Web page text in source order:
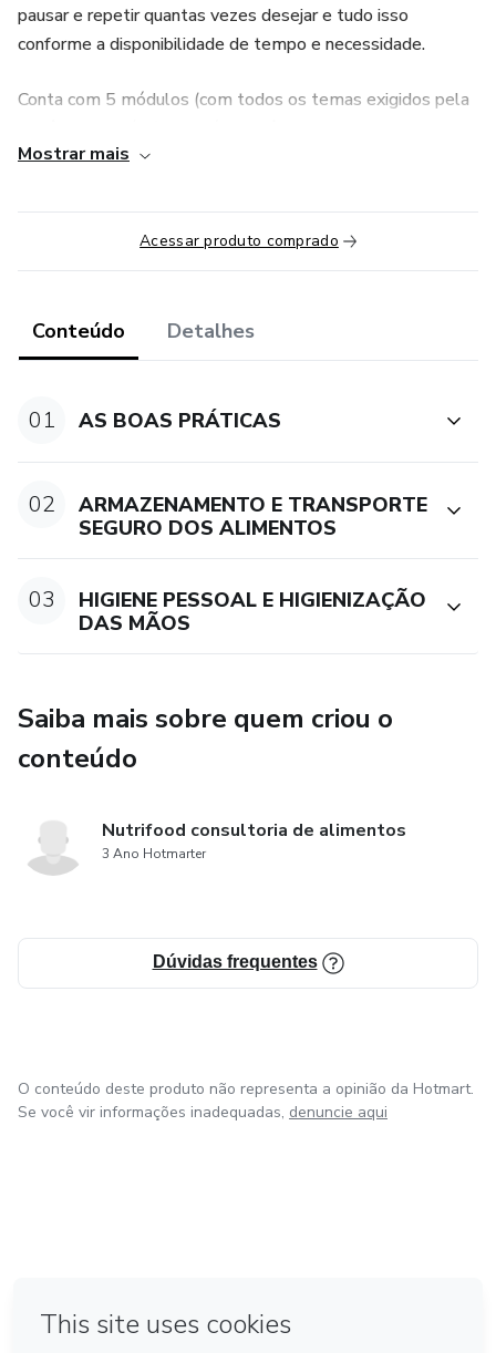
pausar e repetir quantas vezes desejar e tudo isso
conforme a disponibilidade de tempo e necessidade.
Conta com 5 módulos (com todos os temas exigidos pela
aulas são de até 20 min, o que permite clareza e
Após a conclusão do curso é emitido o certificado de
participação.
Mostrar mais
Acessar produto comprado
Conteúdo Detalhes
01 AS BOAS PRÁTICAS
02
ARMAZENAMENTO E TRANSPORTE
SEGURO DOS ALIMENTOS
03
HIGIENE PESSOAL E HIGIENIZAÇÃO
DAS MÃOS
Saiba mais sobre quem criou o
conteúdo
Nutrifood consultoria de alimentos
3 Ano Hotmarter
Dúvidas frequentes
O conteúdo deste produto não representa a opinião da Hotmart.
Se você vir informações inadequadas, denuncie aqui
Feito com ❤ na Cidade do México